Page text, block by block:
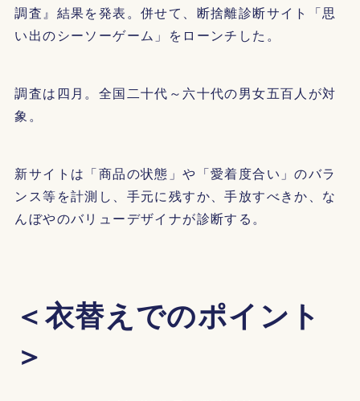
調査』結果を発表。併せて、断捨離診断サイト「思
い出のシーソーゲーム」をローンチした。
調査は四月。全国二十代～六十代の男女五百人が対
象。
新サイトは「商品の状態」や「愛着度合い」のバラ
ンス等を計測し、手元に残すか、手放すべきか、な
んぼやのバリューデザイナが診断する。
＜衣替えでのポイント
＞